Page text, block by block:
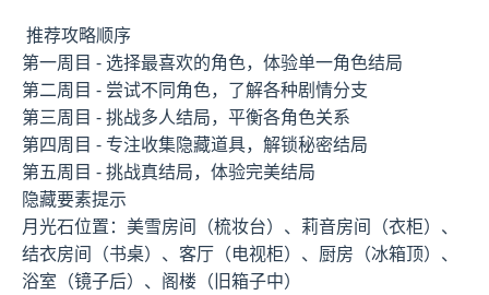
推荐攻略顺序
第一周目 - 选择最喜欢的角色，体验单一角色结局
第二周目 - 尝试不同角色，了解各种剧情分支
第三周目 - 挑战多人结局，平衡各角色关系
第四周目 - 专注收集隐藏道具，解锁秘密结局
第五周目 - 挑战真结局，体验完美结局
隐藏要素提示
月光石位置：美雪房间（梳妆台）、莉音房间（衣柜）、
结衣房间（书桌）、客厅（电视柜）、厨房（冰箱顶）、
浴室（镜子后）、阁楼（旧箱子中）